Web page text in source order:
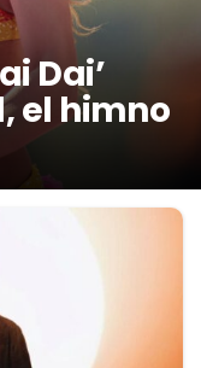
Dai’
el himno